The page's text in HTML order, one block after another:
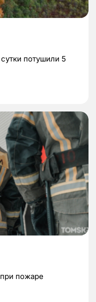
потушили 5
пожаре